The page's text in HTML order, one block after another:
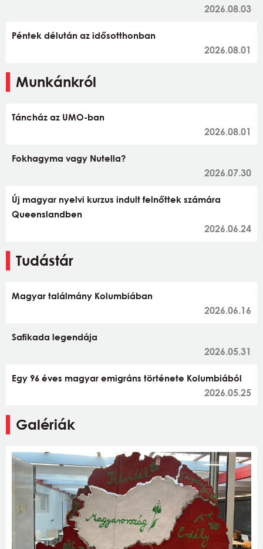
2026.08.03
Péntek délután az idősotthonban
2026.08.01
Munkánkról
Táncház az UMO-ban
2026.08.01
Fokhagyma vagy Nutella?
2026.07.30
Új magyar nyelvi kurzus indult felnőttek számára
Queenslandben
2026.06.24
Tudástár
Magyar találmány Kolumbiában
2026.06.16
Safikada legendája
2026.05.31
Egy 96 éves magyar emigráns története Kolumbiából
2026.05.25
Galériák